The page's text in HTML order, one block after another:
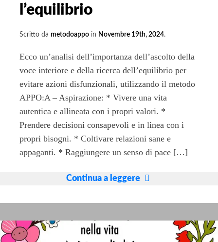
l’equilibrio
Scritto da metodoappo in Novembre 19th, 2024.
Ecco un’analisi dell’importanza dell’ascolto della
voce interiore e della ricerca dell’equilibrio per
evitare azioni disfunzionali, utilizzando il metodo
APPO:A – Aspirazione: * Vivere una vita
autentica e allineata con i propri valori. *
Prendere decisioni consapevoli e in linea con i
propri bisogni. * Coltivare relazioni sane e
appaganti. * Raggiungere un senso di pace […]
Continua a leggere
APPO
l’equilibrio